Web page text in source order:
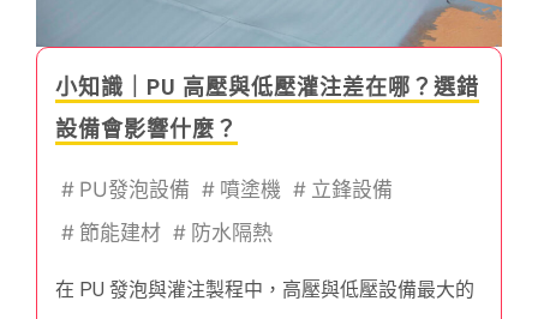
小知識｜PU 高壓與低壓灌注差在哪？選錯
設備會影響什麼？
# PU發泡設備 # 噴塗機 # 立鋒設備
# 節能建材 # 防水隔熱
在 PU 發泡與灌注製程中，高壓與低壓設備最大的